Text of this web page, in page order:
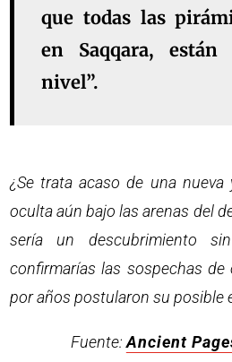
que todas las
en Saqqara,
nivel”.
¿Se trata acaso de una nueva
oculta aún bajo las arenas del
sería un descubrimiento
confirmarías las sospechas
por años postularon su posible
Fuente:Ancient